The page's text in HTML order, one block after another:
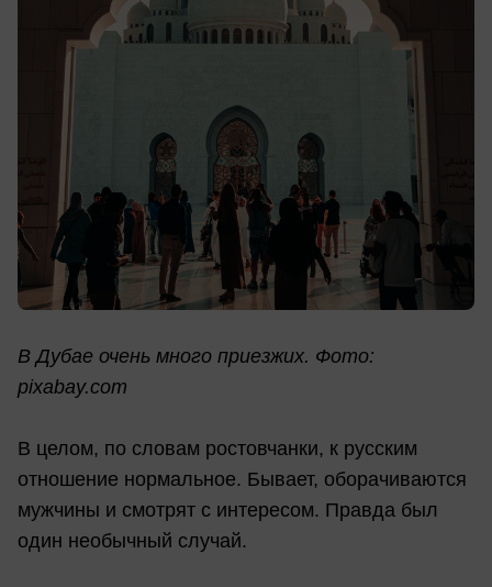
В Дубае очень много приезжих. Фото:
pixabay.com
В целом, по словам ростовчанки, к русским
отношение нормальное. Бывает, оборачиваются
мужчины и смотрят с интересом. Правда был
один необычный случай.